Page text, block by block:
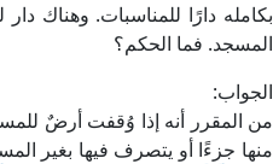
بكامله دارًا للمناسبات. وهناك
المسجد. فما الحكم؟
الجواب:
من المقرر أنه إذا وُقفت أرضٌ
منها جزءًا أو يتصرف فيها بغير